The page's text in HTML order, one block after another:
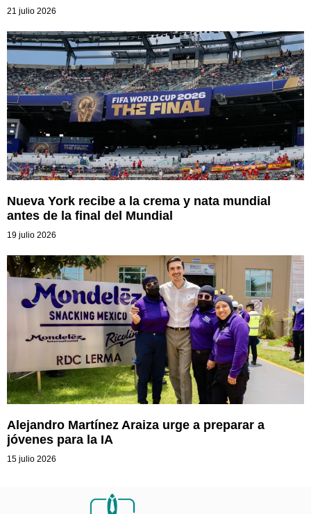
21 julio 2026
Nueva York recibe a la crema y nata mundial
antes de la final del Mundial
19 julio 2026
Alejandro Martínez Araiza urge a preparar a
jóvenes para la IA
15 julio 2026